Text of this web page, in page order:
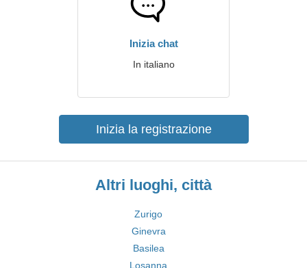
Inizia chat
In italiano
Inizia la registrazione
Altri luoghi, città
Zurigo
Ginevra
Basilea
Losanna